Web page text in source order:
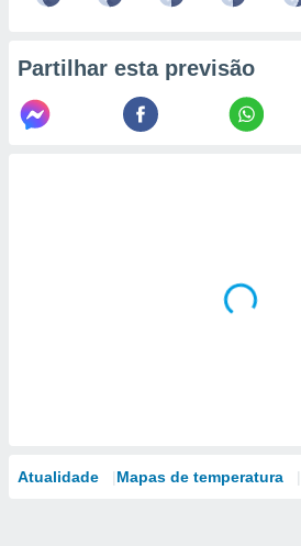
Partilhar esta previsão
Atualidade Mapas de temperatura